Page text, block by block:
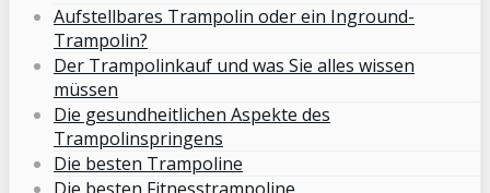
Aufstellbares Trampolin oder ein Inground-
Trampolin?
Der Trampolinkauf und was Sie alles wissen
müssen
Die gesundheitlichen Aspekte des
Trampolinspringens
Die besten Trampoline